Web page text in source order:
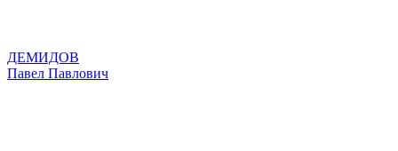
ДЕМИДОВ
Павел Павлович